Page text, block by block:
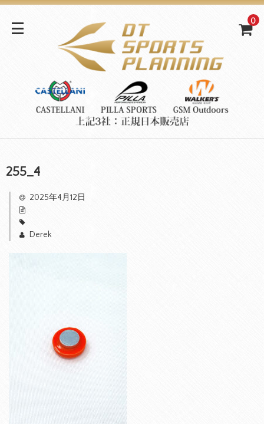
0
255_4
2025年4月12日
Derek